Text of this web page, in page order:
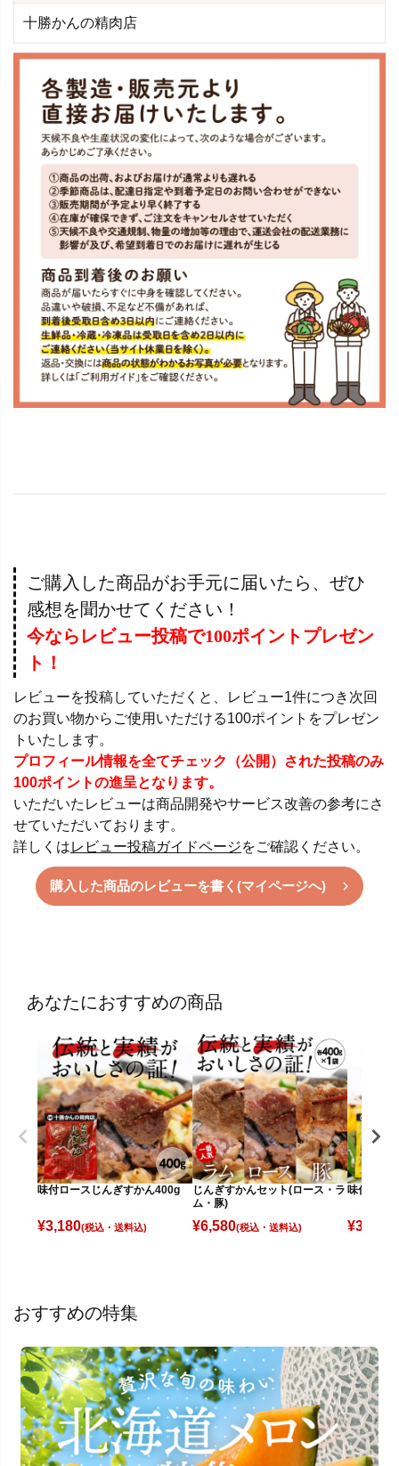
十勝かんの精肉店
ご購入した商品がお手元に届いたら、ぜひ
感想を聞かせてください！
今ならレビュー投稿で100ポイントプレゼン
ト！
レビューを投稿していただくと、レビュー1件につき次回
のお買い物からご使用いただける100ポイントをプレゼン
トいたします。
プロフィール情報を全てチェック（公開）された投稿のみ
100ポイントの進呈となります。
いただいたレビューは商品開発やサービス改善の参考にさ
せていただいております。
詳しくはレビュー投稿ガイドページをご確認ください。
購入した商品のレビューを書く(マイページへ)
あなたにおすすめの商品
味付ロースじんぎすかん400g
¥3,180(税込)
じんぎすかんセット(ロース・ラ
ム・豚)
¥6,580(税込)
味付ラム
¥3,580
おすすめの特集